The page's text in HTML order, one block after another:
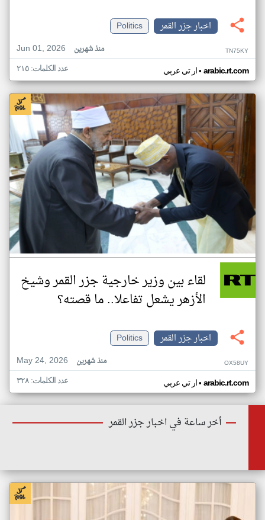
اخبار جزر القمر
Politics
Jun 01, 2026
منذ شهرين TN75KY
ار تي عربي• arabic.rt.com عدد الكلمات: ٢١٥
لقاء بين وزير خارجية جزر القمر وشيخ
الأزهر يشعل تفاعلا.. ما قصته؟
اخبار جزر القمر
Politics
May 24, 2026
منذ شهرين OX58UY
ار تي عربي• arabic.rt.com عدد الكلمات: ٣٢٨
أخر ساعة في اخبار جزر القمر